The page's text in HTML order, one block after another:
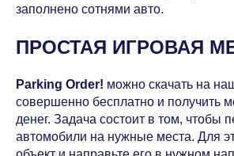
заполнено сотнями авто.
ПРОСТАЯ ИГРОВАЯ
Parking Order! можно скачать на
совершенно бесплатно и получить
денег. Задача состоит в том, чтобы
автомобили на нужные места. Для